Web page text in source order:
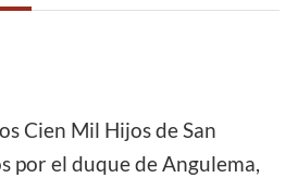
Cien Mil Hijos de San
por el duque de Angulema,